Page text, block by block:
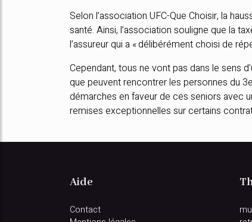
Selon l’association UFC-Que Choisir, la
santé. Ainsi, l’association souligne que la
l’assureur qui a « délibérément choisi de
Cependant, tous ne vont pas dans le sens
que peuvent rencontrer les personnes du
démarches en faveur de ces seniors avec
remises exceptionnelles sur certains
Aide
Contact